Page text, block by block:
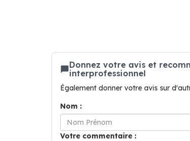
Donnez votre avis et
interprofessionnel
Également donner votre avis sur
Nom :
Votre commentaire :